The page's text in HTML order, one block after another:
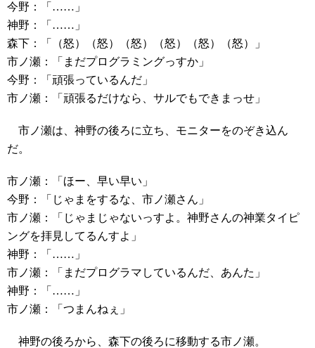
今野：「……」
神野：「……」
森下：「（怒）（怒）（怒）（怒）（怒）（怒）」
市ノ瀬：「まだプログラミングっすか」
今野：「頑張っているんだ」
市ノ瀬：「頑張るだけなら、サルでもできまっせ」
市ノ瀬は、神野の後ろに立ち、モニターをのぞき込ん
だ。
市ノ瀬：「ほー、早い早い」
今野：「じゃまをするな、市ノ瀬さん」
市ノ瀬：「じゃまじゃないっすよ。神野さんの神業タイピ
ングを拝見してるんすよ」
神野：「……」
市ノ瀬：「まだプログラマしているんだ、あんた」
神野：「……」
市ノ瀬：「つまんねぇ」
神野の後ろから、森下の後ろに移動する市ノ瀬。